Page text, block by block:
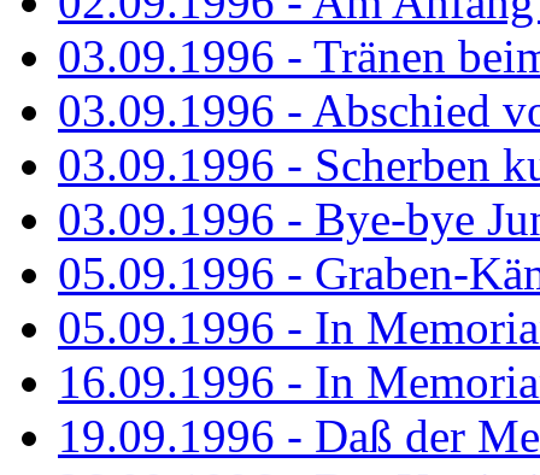
03.09.1996 - Tränen
03.09.1996 - Abschied
03.09.1996 - Scherben
03.09.1996 - Bye-bye
05.09.1996 - Graben-
05.09.1996 - In
16.09.1996 - In
19.09.1996 - Daß der